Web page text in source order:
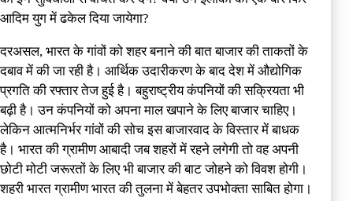
आदिम युग में ढकेल दिया जायेगा?
दरअसल, भारत के गांवों को शहर बनाने की बात बाजार की ताकतों के
दबाव में की जा रही है। आर्थिक उदारीकरण के बाद देश में औद्योगिक
प्रगति की रफ्तार तेज हुई है। बहुराष्ट्रीय कंपनियों की सक्रियता भी
बढ़ी है। उन कंपनियों को अपना माल खपाने के लिए बाजार चाहिए।
लेकिन आत्मनिर्भर गांवों की सोच इस बाजारवाद के विस्तार में बाधक
है। भारत की ग्रामीण आबादी जब शहरों में रहने लगेगी तो वह अपनी
छोटी मोटी जरूरतों के लिए भी बाजार की बाट जोहने को विवश होगी।
शहरी भारत ग्रामीण भारत की तुलना में बेहतर उपभोक्ता साबित होगा।